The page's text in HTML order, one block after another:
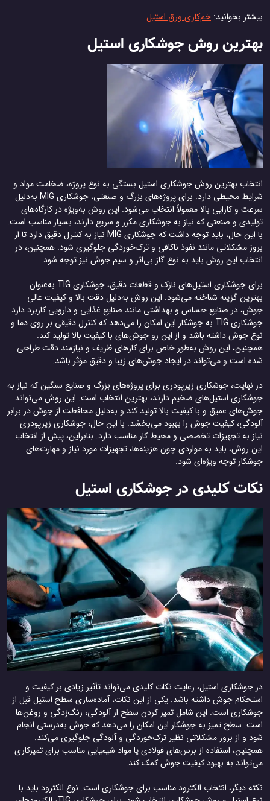
بیشتر بخوانید: خم‌کاری ورق استیل
بهترین روش جوشکاری استیل
انتخاب بهترین روش جوشکاری استیل بستگی به نوع پروژه، ضخامت مواد و
شرایط محیطی دارد. برای پروژه‌های بزرگ و صنعتی، جوشکاری MIG به‌دلیل
سرعت و کارایی بالا معمولاً انتخاب می‌شود. این روش به‌ویژه در کارگاه‌های
تولیدی و صنعتی که نیاز به جوشکاری مکرر و سریع دارند، بسیار مناسب است.
با این حال، باید توجه داشت که جوشکاری MIG نیاز به کنترل دقیق دارد تا از
بروز مشکلاتی مانند نفوذ ناکافی و ترک‌خوردگی جلوگیری شود. همچنین، در
انتخاب این روش باید به نوع گاز بی‌اثر و سیم جوش نیز توجه شود.
برای جوشکاری استیل‌های نازک و قطعات دقیق، جوشکاری TIG به‌عنوان
بهترین گزینه شناخته می‌شود. این روش به‌دلیل دقت بالا و کیفیت عالی
جوش، در صنایع حساس و بهداشتی مانند صنایع غذایی و دارویی کاربرد دارد.
جوشکاری TIG به جوشکار این امکان را می‌دهد که کنترل دقیقی بر روی دما و
نوع جوش داشته باشد و از این رو جوش‌های با کیفیت بالا تولید کند.
همچنین، این روش به‌طور خاص برای کارهای ظریف و نیازمند دقت طراحی
شده است و می‌تواند در ایجاد جوش‌های زیبا و دقیق مؤثر باشد.
در نهایت، جوشکاری زیرپودری برای پروژه‌های بزرگ و صنایع سنگین که نیاز به
جوشکاری استیل‌های ضخیم دارند، بهترین انتخاب است. این روش می‌تواند
جوش‌های عمیق و با کیفیت بالا تولید کند و به‌دلیل محافظت از جوش در برابر
آلودگی، کیفیت جوش را بهبود می‌بخشد. با این حال، جوشکاری زیرپودری
نیاز به تجهیزات تخصصی و محیط کار مناسب دارد. بنابراین، پیش از انتخاب
این روش، باید به مواردی چون هزینه‌ها، تجهیزات مورد نیاز و مهارت‌های
جوشکار توجه ویژه‌ای شود.
نکات کلیدی در جوشکاری استیل
در جوشکاری استیل، رعایت نکات کلیدی می‌تواند تأثیر زیادی بر کیفیت و
استحکام جوش داشته باشد. یکی از این نکات، آماده‌سازی سطح استیل قبل از
جوشکاری است. این شامل تمیز کردن سطح از آلودگی، زنگ‌زدگی و روغن‌ها
است. سطح تمیز به جوشکار این امکان را می‌دهد که جوش به‌درستی انجام
شود و از بروز مشکلاتی نظیر ترک‌خوردگی و آلودگی جلوگیری می‌کند.
همچنین، استفاده از برس‌های فولادی یا مواد شیمیایی مناسب برای تمیزکاری
می‌تواند به بهبود کیفیت جوش کمک کند.
نکته دیگر، انتخاب الکترود مناسب برای جوشکاری است. نوع الکترود باید با